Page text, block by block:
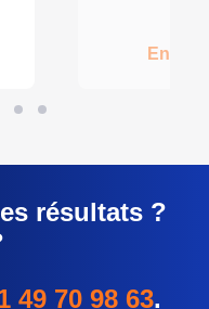
En
résultats ?
49 70 98 63.